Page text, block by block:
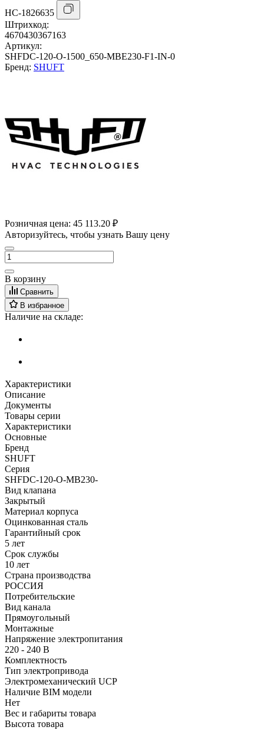
НС-1826635
Штрихкод:
4670430367163
Артикул:
SHFDC-120-O-1500_650-MBE230-F1-IN-0
Бренд: SHUFT
Розничная цена: 45 113.20 ₽
Авторизуйтесь, чтобы узнать Вашу цену
В корзину
Сравнить
В избранное
Наличие на складе:
Характеристики
Описание
Документы
Товары серии
Характеристики
Основные
Бренд
SHUFT
Серия
SHFDC-120-O-MB230-
Вид клапана
Закрытый
Материал корпуса
Оцинкованная сталь
Гарантийный срок
5 лет
Срок службы
10 лет
Страна производства
РОССИЯ
Потребительские
Вид канала
Прямоугольный
Монтажные
Напряжение электропитания
220 - 240 В
Комплектность
Тип электропривода
Электромеханический UCP
Наличие BIM модели
Нет
Вес и габариты товара
Высота товара